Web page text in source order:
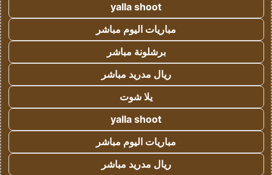
yalla shoot
مباريات اليوم مباشر
برشلونة مباشر
ريال مدريد مباشر
يلا شوت
yalla shoot
مباريات اليوم مباشر
ريال مدريد مباشر